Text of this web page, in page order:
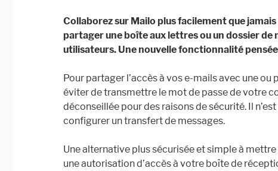
Collaborez sur Mailo plus facilement que
partager une boîte aux lettres ou un dossier de
utilisateurs. Une nouvelle fonctionnalité
Pour partager l’accès à vos e-mails avec une ou
éviter de transmettre le mot de passe de votre
déconseillée pour des raisons de sécurité. Il
configurer un transfert de messages.
Une alternative plus sécurisée et simple à
une autorisation d’accès à votre boîte de